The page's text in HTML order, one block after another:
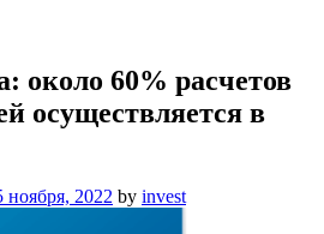
около 60% расчетов
осуществляется в
ноября, 2022 by invest